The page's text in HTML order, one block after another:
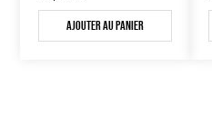
Ajouter au panier